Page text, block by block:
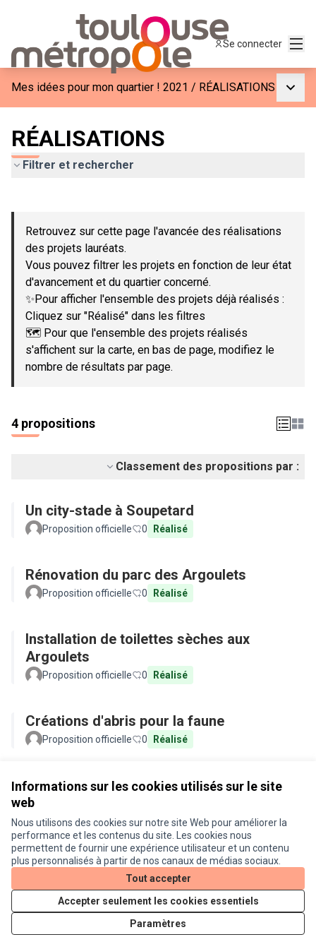
Informations sur les cookies utilisés sur le site
web
Nous utilisons des cookies sur notre site Web pour améliorer la
performance et les contenus du site. Les cookies nous
permettent de fournir une expérience utilisateur et un contenu
plus personnalisés à partir de nos canaux de médias sociaux.
Tout accepter
Accepter seulement les cookies essentiels
Paramètres
Se connecter
Mes idées pour mon quartier ! 2021 / RÉALISATIONS
RÉALISATIONS
Filtrer et rechercher
−
Retrouvez sur cette page l'avancée des réalisations
des projets lauréats.
Vous pouvez filtrer les projets en fonction de leur état
d'avancement et du quartier concerné.
✨Pour afficher l'ensemble des projets déjà réalisés :
Cliquez sur "Réalisé" dans les filtres
🗺️ Pour que l'ensemble des projets réalisés
s'affichent sur la carte, en bas de page, modifiez le
nombre de résultats par page.
4 propositions
Classement des propositions par :
Un city-stade à Soupetard
Proposition officielle 0 Réalisé
Rénovation du parc des Argoulets
Proposition officielle 0 Réalisé
Installation de toilettes sèches aux
Argoulets
Proposition officielle 0 Réalisé
Créations d'abris pour la faune
Proposition officielle 0 Réalisé
Conditions d'utilisation
Paramètres des cookies
Je participe ! sur X
(Lien externe)
Je participe ! sur Facebook
Je participe ! sur Instagram
Site réalisé grâce aulogiciel libre Decidim .
Licence
(Lien